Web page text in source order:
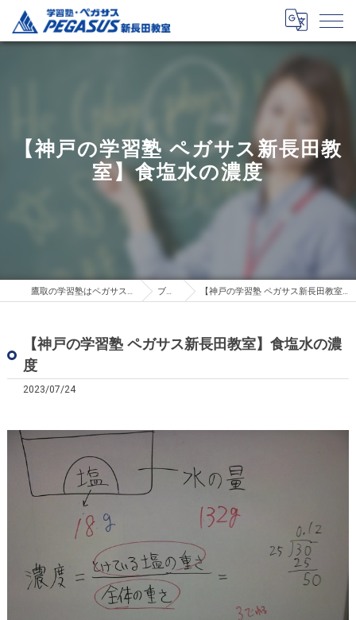
【神戸の学習塾 ペガサス新長田教
室】食塩水の濃度
鷹取の学習塾はペガサス新長田教室 ブログ 【神戸の学習塾 ペガサス新長田教室】食塩水の濃度
【神戸の学習塾 ペガサス新長田教室】食塩水の濃
度
2023/07/24